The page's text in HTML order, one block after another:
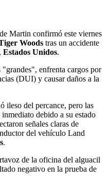
Martin confirmó este viernes
Woods tras un accidente
, Estados Unidos.
enfrenta cargos por
(DUI) y causar daños a la
ileso del percance, pero las
debido a su estado
señales claras de
del vehículo Land
.
de la oficina del alguacil
negativo en la prueba de